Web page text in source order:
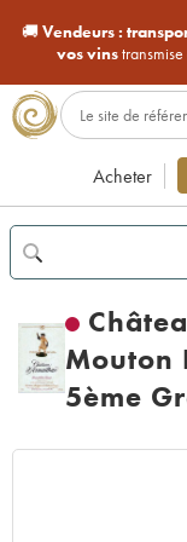
🚚Vendeurs :
vos vins
Acheter
Mouton
5ème